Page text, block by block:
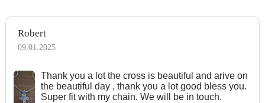
Robert
09.01.2025
Тhank you a lot the cross is beautiful and arive on
the beautiful day , thank you a lot good bless you.
Super fit with my chain. We will be in touch.